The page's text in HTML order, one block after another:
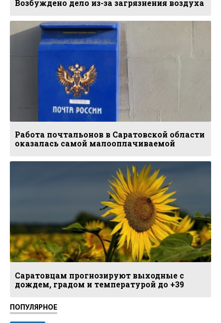
Возбуждено дело из-за загрязнения воздуха
Работа почтальонов в Саратовской области
оказалась самой малооплачиваемой
Саратовцам прогнозируют выходные с
дождем, градом и температурой до +39
ПОПУЛЯРНОЕ